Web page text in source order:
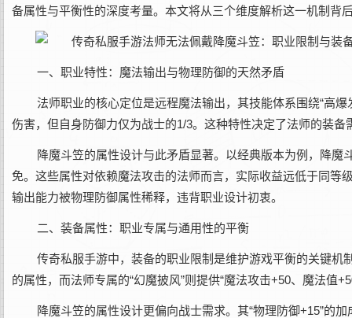
备属性与平衡性的深度考量。本文将从三个维度解析这一机制背
一、职业特性：魔法输出与物理防御的天然矛盾
法师职业的核心定位是远程魔法输出，其技能体系围绕“高
伤害，但自身防御力仅为战士的1/3。这种特性决定了法师的装
降魔斗笠的属性设计与此矛盾显著。以经典版本为例，降魔
免。这些属性对依赖魔法攻击的法师而言，实际收益远低于同等
输出能力被物理防御属性稀释，违背职业设计初衷。
二、装备属性：职业专属与通用性的平衡
传奇私服手游中，装备的职业限制是维护游戏平衡的关键机
的属性，而法师专属的“幻魔披风”则提供“魔法攻击+50、魔法值
降魔斗笠的属性设计更偏向战士需求。其“物理防御+15”的